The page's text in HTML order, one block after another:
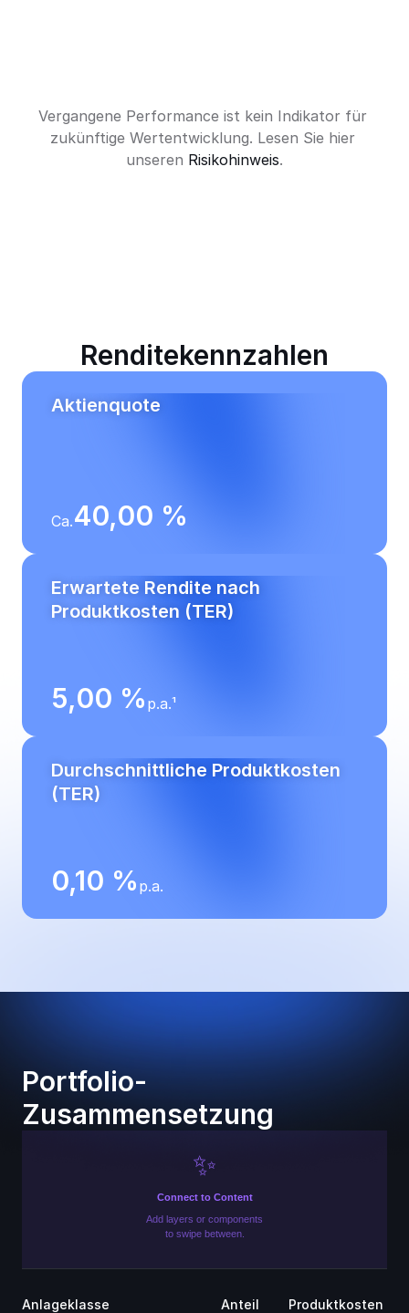
Vergangene Performance ist kein Indikator für
zukünftige Wertentwicklung. Lesen Sie hier
unseren Risikohinweis.
Renditekennzahlen
Aktienquote
Ca.40,00 %
Erwartete Rendite nach
Produktkosten (TER)
5,00 % p.a.¹
Durchschnittliche Produktkosten
(TER)
0,10 % p.a.
Portfolio-
Zusammensetzung
Anlageklasse Anteil
Produktkosten
✨
Connect to Content
Add layers or components
to swipe between.